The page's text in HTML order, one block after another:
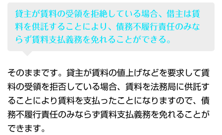
貸主が賃料の受領を拒絶している場合、借主は賃
料を供託することにより、債務不履行責任のみな
らず賃料支払義務を免れることができる。
そのままです。貸主が賃料の値上げなどを要求して賃
料の受領を拒否している場合、賃料を法務局に供託す
ることにより賃料を支払ったことになりますので、債
務不履行責任のみならず賃料支払義務を免れることが
できます。